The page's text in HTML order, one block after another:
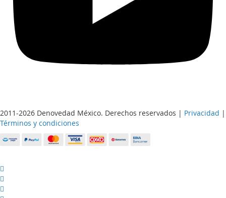
2011-2026 Denovedad México. Derechos reservados | Privacidad |
Términos y condiciones